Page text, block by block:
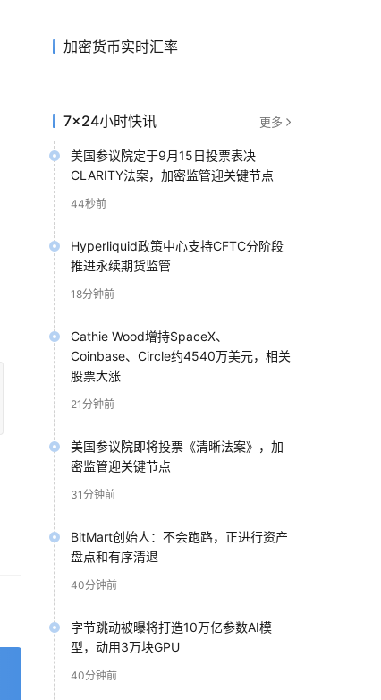
加密货币实时汇率
7×24小时快讯 更多
美国参议院定于9月15日投票表决
CLARITY法案，加密监管迎关键节点
44秒前
Hyperliquid政策中心支持CFTC分阶段
推进永续期货监管
18分钟前
Cathie Wood增持SpaceX、
Coinbase、Circle约4540万美元，相关
股票大涨
21分钟前
美国参议院即将投票《清晰法案》，加
密监管迎关键节点
31分钟前
BitMart创始人：不会跑路，正进行资产
盘点和有序清退
40分钟前
字节跳动被曝将打造10万亿参数AI模
型，动用3万块GPU
40分钟前